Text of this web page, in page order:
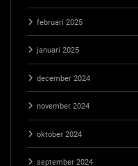
februari 2025
januari 2025
december 2024
november 2024
oktober 2024
september 2024